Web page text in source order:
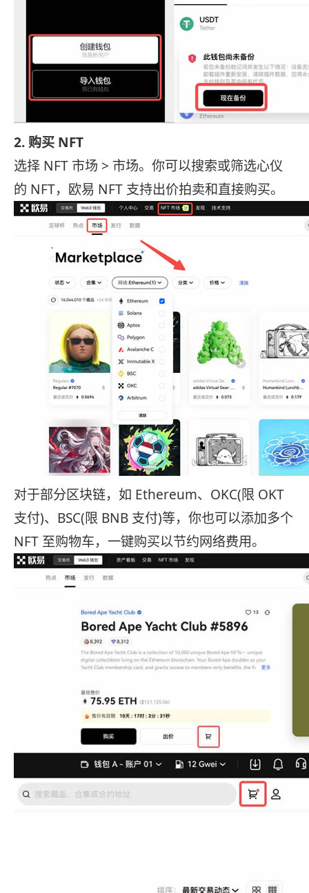
2. 购买 NFT
选择 NFT 市场 > 市场。你可以搜索或筛选心仪
的 NFT，欧易 NFT 支持出价拍卖和直接购买。
对于部分区块链，如 Ethereum、OKC(限 OKT
支付)、BSC(限 BNB 支付)等，你也可以添加多个
NFT 至购物车，一键购买以节约网络费用。